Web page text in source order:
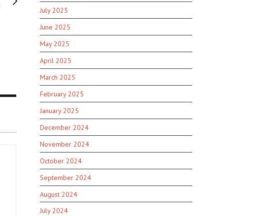
July 2025
June 2025
May 2025
April 2025
March 2025
February 2025
January 2025
December 2024
November 2024
October 2024
September 2024
August 2024
July 2024